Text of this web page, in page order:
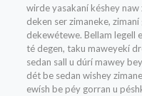
wirde yasakaní késhey
deken ser zimaneke,
dekewétewe. Bellam legell
té degen, taku maweyekí
sedan sall u dúrí mawey
dét be sedan wishey
ewísh be péy gorran u